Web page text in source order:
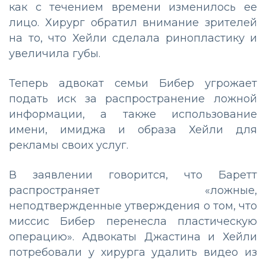
как с течением времени изменилось ее
лицо. Хирург обратил внимание зрителей
на то, что Хейли сделала ринопластику и
увеличила губы.
Теперь адвокат семьи Бибер угрожает
подать иск за распространение ложной
информации, а также использование
имени, имиджа и образа Хейли для
рекламы своих услуг.
В заявлении говорится, что Баретт
распространяет «ложные,
неподтвержденные утверждения о том, что
миссис Бибер перенесла пластическую
операцию». Адвокаты Джастина и Хейли
потребовали у хирурга удалить видео из